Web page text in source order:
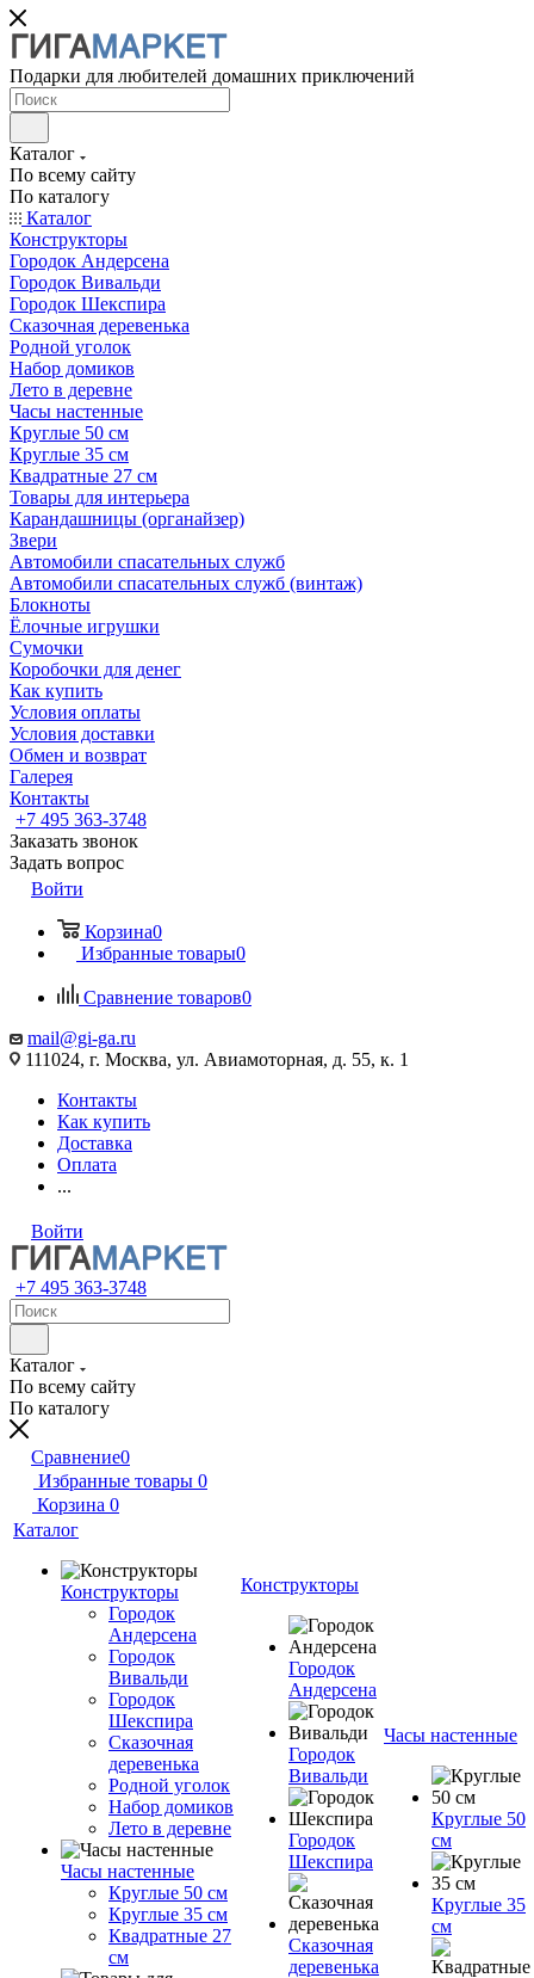
Подарки для любителей домашних приключений
Каталог
По всему сайту
По каталогу
Каталог
Конструкторы
Городок Андерсена
Городок Вивальди
Городок Шекспира
Сказочная деревенька
Родной уголок
Набор домиков
Лето в деревне
Часы настенные
Круглые 50 см
Круглые 35 см
Квадратные 27 см
Товары для интерьера
Карандашницы (органайзер)
Звери
Автомобили спасательных служб
Автомобили спасательных служб (винтаж)
Блокноты
Ёлочные игрушки
Сумочки
Коробочки для денег
Как купить
Условия оплаты
Условия доставки
Обмен и возврат
Галерея
Контакты
+7 495 363-3748
Заказать звонок
Задать вопрос
Войти
Корзина0
Избранные товары0
Сравнение товаров0
mail@gi-ga.ru
111024, г. Москва, ул. Авиамоторная, д. 55, к. 1
Контакты
Как купить
Доставка
Оплата
...
Войти
+7 495 363-3748
Каталог
По всему сайту
По каталогу
Сравнение0
Избранные товары 0
Корзина 0
Каталог
Конструкторы
Городок
Андерсена
Городок
Вивальди
Городок
Шекспира
Сказочная
деревенька
Родной уголок
Набор домиков
Лето в деревне
Часы настенные
Круглые 50 см
Круглые 35 см
Квадратные 27
см
Конструкторы
Городок
Андерсена
Городок
Вивальди
Городок
Шекспира
Сказочная
деревенька
Часы настенные
Круглые 50
см
Круглые 35
см